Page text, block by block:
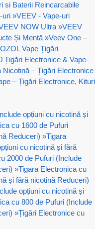
si Baterii Reincarcabile
uri »VEEV - Vape-uri
NOW Ultra »VEEV
Și Mentă »Veev One –
Vape Țigări
Țigări Electronice & Vape-
Nicotină – Țigări Electronice
– Țigări Electronice, Kituri
opțiuni cu nicotină și
cu 1600 de Pufuri
Reduceri) »Tigara
cu nicotină și fără
2000 de Pufuri (Include
»Tigara Electronica cu
și fără nicotină Reduceri)
opțiuni cu nicotină și
cu 800 de Pufuri (Include
»Țigări Electronice cu